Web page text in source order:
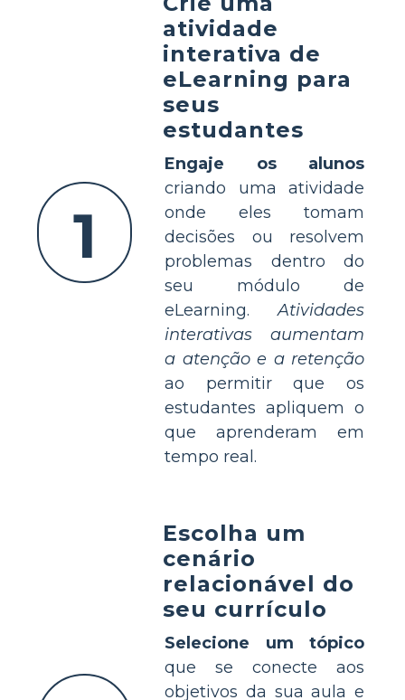
1
atividade
interativa de
eLearning para
seus
estudantes
Engaje os alunos
criando uma atividade
onde eles tomam
decisões ou resolvem
problemas dentro do
seu módulo de
eLearning.Atividades
interativas aumentam
a atenção e a retenção
ao permitir que os
estudantes apliquem o
que aprenderam em
tempo real.
Escolha um
cenário
relacionável do
seu currículo
Selecione um tópico
que se conecte aos
objetivos da sua aula e